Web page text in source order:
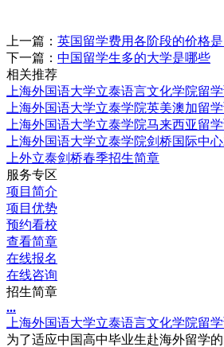
上一篇： 英国留学费用各阶段的价格
下一篇： 中国留学生多的大学是哪些
相关推荐
上海外国语大学立泰语言文化学院留
上海外国语大学立泰学院英美澳加留
上海外国语大学立泰学院马来西亚留
上海外国语大学立泰学院剑桥国际中
上外立泰剑桥春季招生简章
服务专区
项目简介
项目优势
预约看校
查看简章
在线报名
在线咨询
招生简章
...
上海外国语大学立泰语言文化学院留
为了适应中国高中毕业生赴海外留学